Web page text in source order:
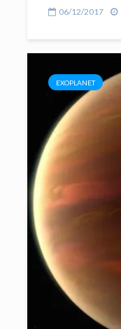
06/12/2017
EXOPLANET